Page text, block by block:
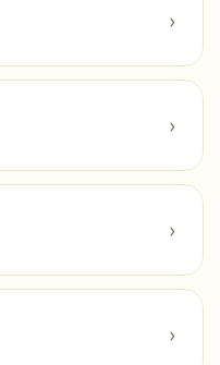
›
›
›
›